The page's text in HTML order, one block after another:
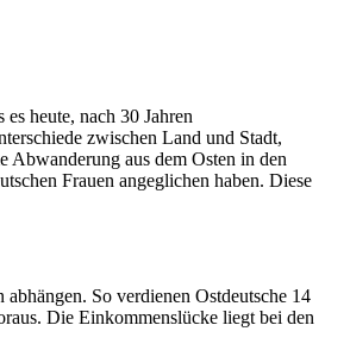
heute, nach 30 Jahren
zwischen Land und Stadt,
Abwanderung aus dem Osten in den
Frauen angeglichen haben. Diese
So verdienen Ostdeutsche 14
Die Einkommenslücke liegt bei den